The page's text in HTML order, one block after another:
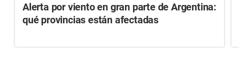
Alerta por viento en gran parte de Argentina:
qué provincias están afectadas